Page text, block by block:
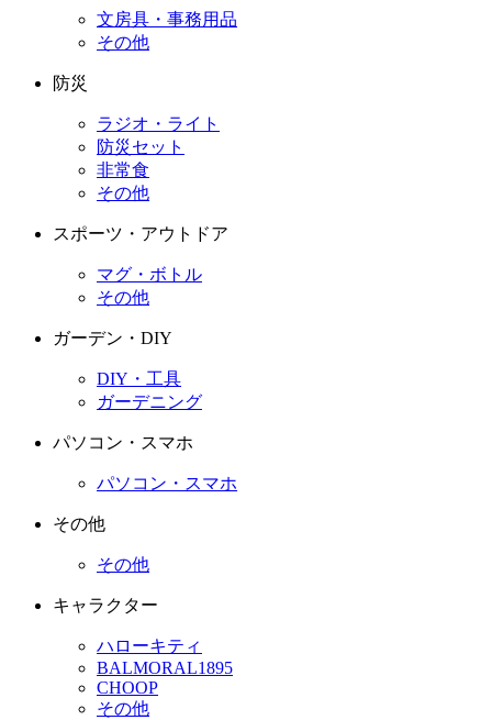
文房具・事務用品
その他
防災
ラジオ・ライト
防災セット
非常食
その他
スポーツ・アウトドア
マグ・ボトル
その他
ガーデン・DIY
DIY・工具
ガーデニング
パソコン・スマホ
パソコン・スマホ
その他
その他
キャラクター
ハローキティ
BALMORAL1895
CHOOP
その他